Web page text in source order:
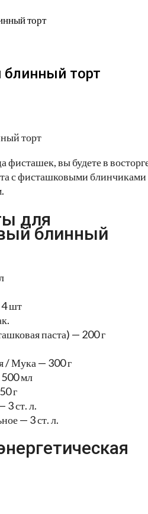
торт
торт
фисташек, вы будете в
с фисташковыми
для
блинный
шт
паста) — 200 г
/ Мука — 300 г
мл
г
3 ст. л.
— 3 ст. л.